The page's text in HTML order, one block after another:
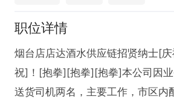
职位详情
烟台店店达酒水供应链招贤纳士[
祝]！[抱拳][抱拳][抱拳]本公司因
送货司机两名，主要工作，市区内